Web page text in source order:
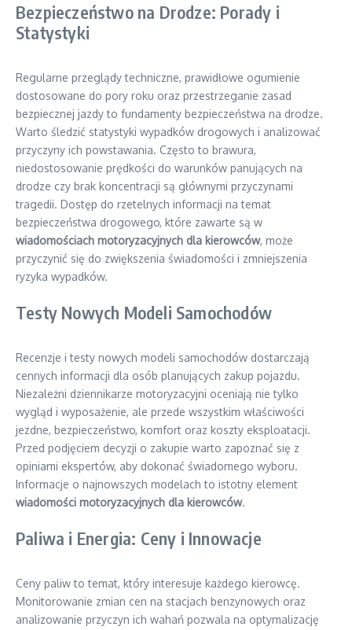
Bezpieczeństwo na Drodze: Porady i
Statystyki
Regularne przeglądy techniczne, prawidłowe ogumienie
dostosowane do pory roku oraz przestrzeganie zasad
bezpiecznej jazdy to fundamenty bezpieczeństwa na drodze.
Warto śledzić statystyki wypadków drogowych i analizować
przyczyny ich powstawania. Często to brawura,
niedostosowanie prędkości do warunków panujących na
drodze czy brak koncentracji są głównymi przyczynami
tragedii. Dostęp do rzetelnych informacji na temat
bezpieczeństwa drogowego, które zawarte są w
wiadomościach motoryzacyjnych dla kierowców, może
przyczynić się do zwiększenia świadomości i zmniejszenia
ryzyka wypadków.
Testy Nowych Modeli Samochodów
Recenzje i testy nowych modeli samochodów dostarczają
cennych informacji dla osób planujących zakup pojazdu.
Niezależni dziennikarze motoryzacyjni oceniają nie tylko
wygląd i wyposażenie, ale przede wszystkim właściwości
jezdne, bezpieczeństwo, komfort oraz koszty eksploatacji.
Przed podjęciem decyzji o zakupie warto zapoznać się z
opiniami ekspertów, aby dokonać świadomego wyboru.
Informacje o najnowszych modelach to istotny element
wiadomości motoryzacyjnych dla kierowców.
Paliwa i Energia: Ceny i Innowacje
Ceny paliw to temat, który interesuje każdego kierowcę.
Monitorowanie zmian cen na stacjach benzynowych oraz
analizowanie przyczyn ich wahań pozwala na optymalizację